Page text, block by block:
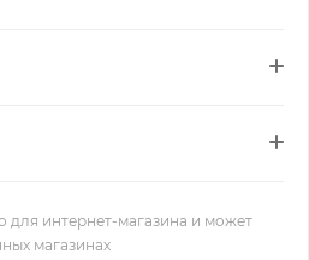
для интернет-магазина и может
магазинах